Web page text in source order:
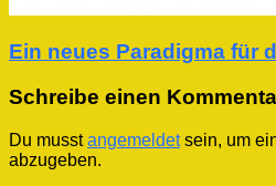
Ein neues Paradigma für
Schreibe einen
Du musstangemeldetsein, um
abzugeben.